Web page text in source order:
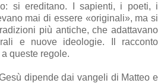
si ereditano. I sapienti, i poeti, i
mai di essere «originali», ma si
più antiche, che adattavano
e nuove ideologie. Il racconto
queste regole.
dipende dai vangeli di Matteo e